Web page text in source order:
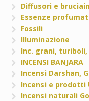
Diffusori e
Essenze
Fossili
Illuminazione
Inc. grani, turiboli,
INCENSI BANJARA
Incensi Darshan,
Incensi e prodotti
Incensi naturali